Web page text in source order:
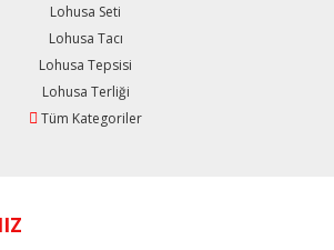
Lohusa Seti
Lohusa Tacı
Lohusa Tepsisi
Lohusa Terliği
Tüm Kategoriler